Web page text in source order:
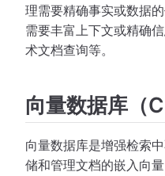
理需要精确事实或数据
需要丰富上下文或精确
术文档查询等。
向量数据库（
向量数据库是增强检索
储和管理文档的嵌入向